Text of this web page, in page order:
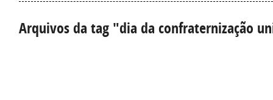
Arquivos da tag "dia da confraternização